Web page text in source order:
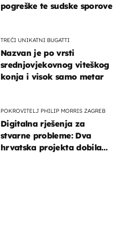
pogreške te sudske sporove
TREĆI UNIKATNI BUGATTI
Nazvan je po vrsti
srednjovjekovnog viteškog
konja i visok samo metar
POKROVITELJ PHILIP MORRIS ZAGREB
Digitalna rješenja za
stvarne probleme: Dva
hrvatska projekta dobila